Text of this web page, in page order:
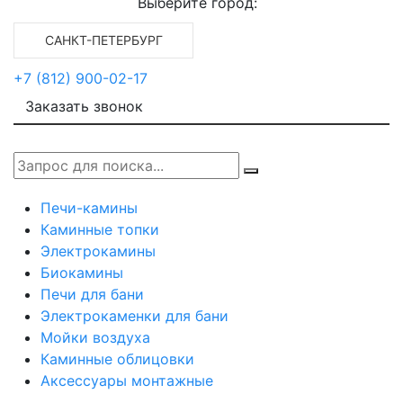
САНКТ-ПЕТЕРБУРГ
+7 (812) 900-02-17
Заказать звонок
Печи-камины
Каминные топки
Электрокамины
Биокамины
Печи для бани
Электрокаменки для бани
Мойки воздуха
Каминные облицовки
Аксессуары монтажные